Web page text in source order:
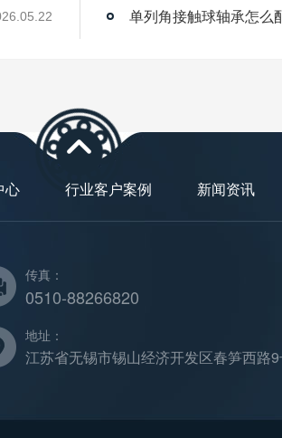
单列角接触球轴承怎么
心 行业客户案例 新闻资讯
传真：
0510-88266820
地址：
江苏省无锡市锡山经济开发区春笋西路